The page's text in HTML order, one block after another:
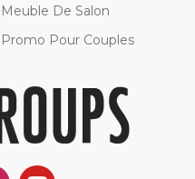
Meuble De Salon
Promo Pour Couples